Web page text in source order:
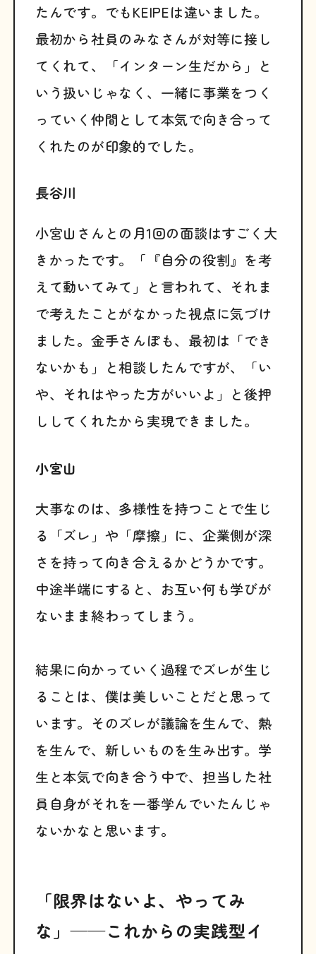
たんです。でもKEIPEは違いました。
最初から社員のみなさんが対等に接し
てくれて、「インターン生だから」と
いう扱いじゃなく、一緒に事業をつく
っていく仲間として本気で向き合って
くれたのが印象的でした。
長谷川
小宮山さんとの月1回の面談はすごく大
きかったです。「『自分の役割』を考
えて動いてみて」と言われて、それま
で考えたことがなかった視点に気づけ
ました。金手さんぽも、最初は「でき
ないかも」と相談したんですが、「い
や、それはやった方がいいよ」と後押
ししてくれたから実現できました。
小宮山
大事なのは、多様性を持つことで生じ
る「ズレ」や「摩擦」に、企業側が深
さを持って向き合えるかどうかです。
中途半端にすると、お互い何も学びが
ないまま終わってしまう。
結果に向かっていく過程でズレが生じ
ることは、僕は美しいことだと思って
います。そのズレが議論を生んで、熱
を生んで、新しいものを生み出す。学
生と本気で向き合う中で、担当した社
員自身がそれを一番学んでいたんじゃ
ないかなと思います。
「限界はないよ、やってみ
な」——これからの実践型イ